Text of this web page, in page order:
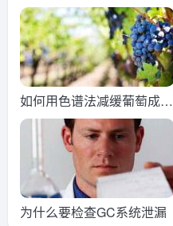
法探索
如何用色谱法减缓葡萄成熟
以获得更好的葡萄酒
为什么要检查GC系统泄漏